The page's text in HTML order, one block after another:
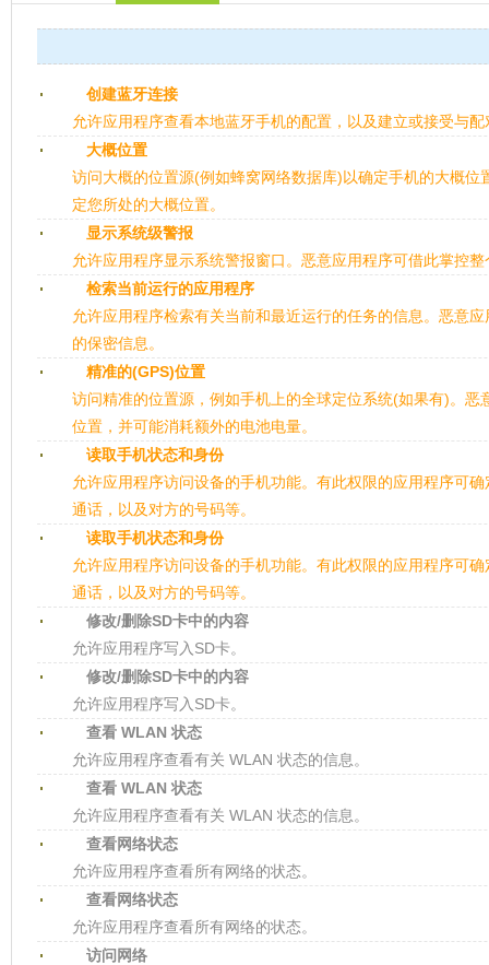
创建蓝牙连接
允许应用程序查看本地蓝牙手机的配置，以及建立或接受与
大概位置
访问大概的位置源(例如蜂窝网络数据库)以确定手机的大概
定您所处的大概位置。
显示系统级警报
允许应用程序显示系统警报窗口。恶意应用程序可借此掌控
检索当前运行的应用程序
允许应用程序检索有关当前和最近运行的任务的信息。恶意
的保密信息。
精准的(GPS)位置
访问精准的位置源，例如手机上的全球定位系统(如果有)。恶
位置，并可能消耗额外的电池电量。
读取手机状态和身份
允许应用程序访问设备的手机功能。有此权限的应用程序可
通话，以及对方的号码等。
读取手机状态和身份
允许应用程序访问设备的手机功能。有此权限的应用程序可
通话，以及对方的号码等。
修改/删除SD卡中的内容
允许应用程序写入SD卡。
修改/删除SD卡中的内容
允许应用程序写入SD卡。
查看 WLAN 状态
允许应用程序查看有关 WLAN 状态的信息。
查看 WLAN 状态
允许应用程序查看有关 WLAN 状态的信息。
查看网络状态
允许应用程序查看所有网络的状态。
查看网络状态
允许应用程序查看所有网络的状态。
访问网络